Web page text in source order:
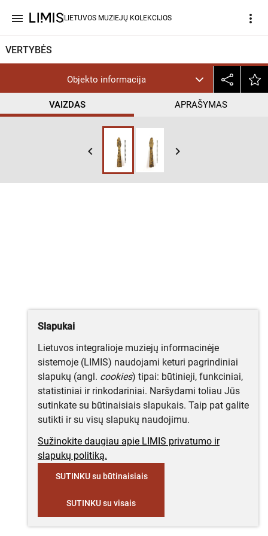
menu LIETUVOS MUZIEJŲ KOLEKCIJOS more_vert
VERTYBĖS
Objekto informacija
VAIZDAS APRAŠYMAS
keyboard_arrow_left keyboard_arrow_right
Slapukai
Lietuvos integralioje muziejų informacinėje
sistemoje (LIMIS) naudojami keturi pagrindiniai
slapukų (angl. cookies) tipai: būtinieji, funkciniai,
statistiniai ir rinkodariniai. Naršydami toliau Jūs
sutinkate su būtinaisiais slapukais. Taip pat galite
sutikti ir su visų slapukų naudojimu.
Sužinokite daugiau apie LIMIS privatumo ir
slapukų politiką.
SUTINKU su būtinaisiais
SUTINKU su visais